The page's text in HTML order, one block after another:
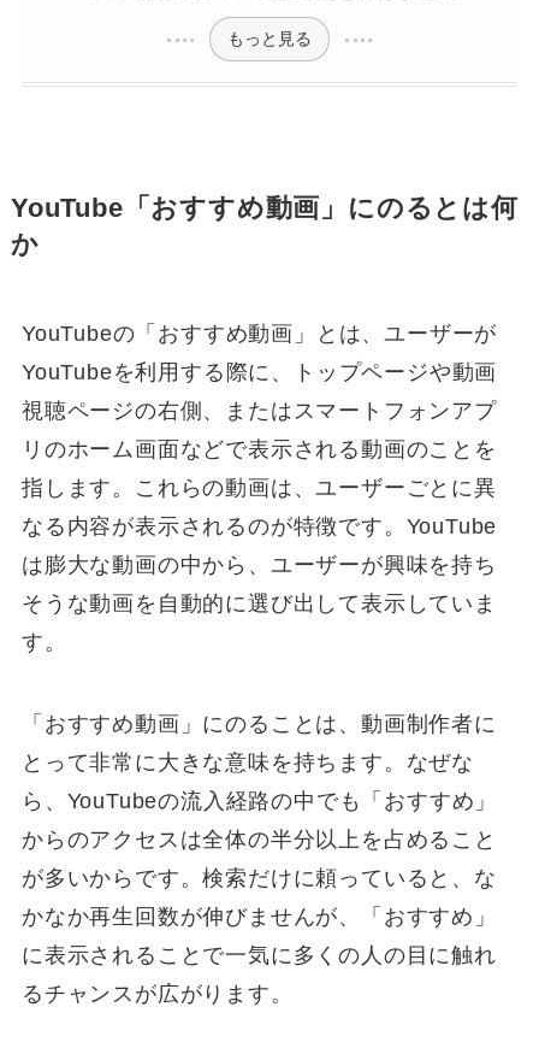
もっと見る
YouTube「おすすめ動画」にのるとは何
か
YouTubeの「おすすめ動画」とは、ユーザーが
YouTubeを利用する際に、トップページや動画
視聴ページの右側、またはスマートフォンアプ
リのホーム画面などで表示される動画のことを
指します。これらの動画は、ユーザーごとに異
なる内容が表示されるのが特徴です。YouTube
は膨大な動画の中から、ユーザーが興味を持ち
そうな動画を自動的に選び出して表示していま
す。
「おすすめ動画」にのることは、動画制作者に
とって非常に大きな意味を持ちます。なぜな
ら、YouTubeの流入経路の中でも「おすすめ」
からのアクセスは全体の半分以上を占めること
が多いからです。検索だけに頼っていると、な
かなか再生回数が伸びませんが、「おすすめ」
に表示されることで一気に多くの人の目に触れ
るチャンスが広がります。